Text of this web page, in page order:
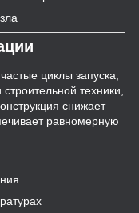
циклы запуска,
техники,
снижает
равномерную